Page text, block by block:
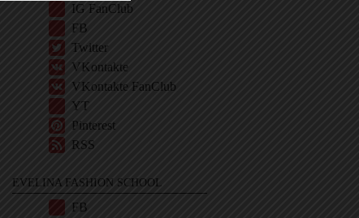
IG FanClub
FB
Twitter
VKontakte
VKontakte FanClub
YT
Pinterest
RSS
EVELINA FASHION SCHOOL
FB